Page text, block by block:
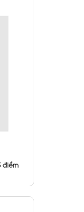
điểm